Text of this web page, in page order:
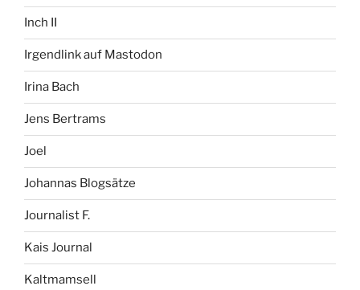
Inch II
Irgendlink auf Mastodon
Irina Bach
Jens Bertrams
Joel
Johannas Blogsätze
Journalist F.
Kais Journal
Kaltmamsell